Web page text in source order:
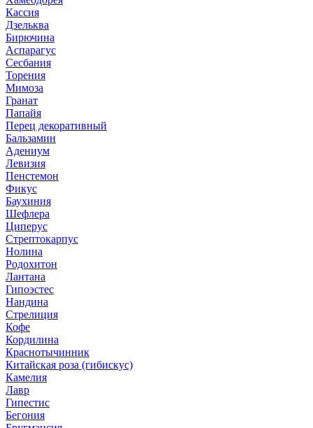
Кассия
Дзельква
Бирючина
Аспарагус
Сесбания
Торения
Мимоза
Гранат
Папайя
Перец декоративный
Бальзамин
Адениум
Левизия
Пенстемон
Фикус
Баухиния
Шефлера
Циперус
Стрептокарпус
Нолина
Родохитон
Лантана
Гипоэстес
Нандина
Стрелиция
Кофе
Кордилина
Краснотычинник
Китайская роза (гибискус)
Камелия
Лавр
Гипестис
Бегония